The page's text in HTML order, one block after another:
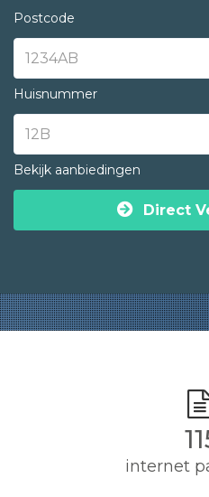
Postcode
Huisnummer
Bekijk aanbiedingen
Direct
internet